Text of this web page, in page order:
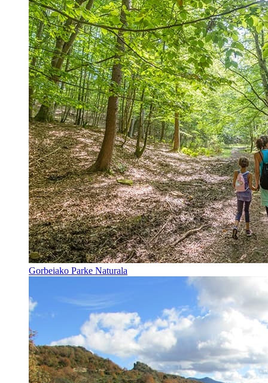
Gorbeiako Parke Naturala